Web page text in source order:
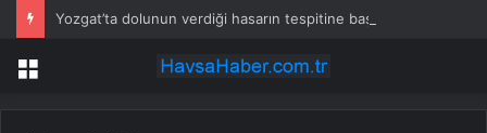
Yozgat’ta dolunun verdiği hasarın tespitine başlandı
Menü